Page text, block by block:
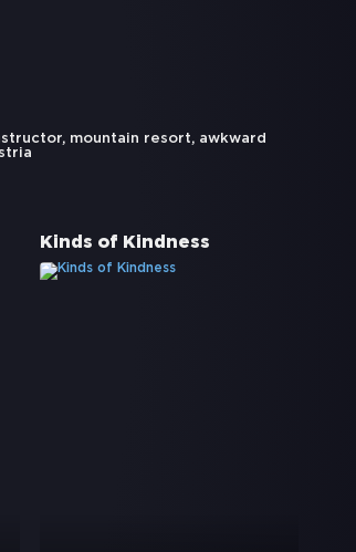
, mountain resort, awkward
Kinds of Kindness